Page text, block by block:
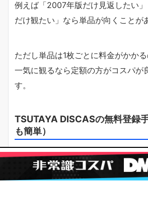
例えば「2007年版だけ見返したい
だけ観たい」なら単品が向くことが
ただし単品は1枚ごとに料金がかか
一気に観るなら定額の方がコスパが
す。
TSUTAYA DISCASの無料登録
も簡単）
結論：登録は5〜10分程度で完了 し
ストに入れるだけです。